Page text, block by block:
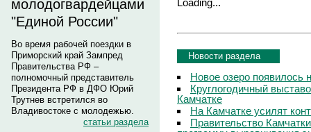
молодогвардейцами
"Единой России"
Во время рабочей поездки в
Приморский край Зампред
Правительства РФ –
полномочный представитель
Президента РФ в ДФО Юрий
Трутнев встретился во
Владивостоке с молодежью.
статьи раздела
Новости раздела
Новое озеро появилось
Круглогодичный
Камчатке
На Камчатке усилят
Правительство